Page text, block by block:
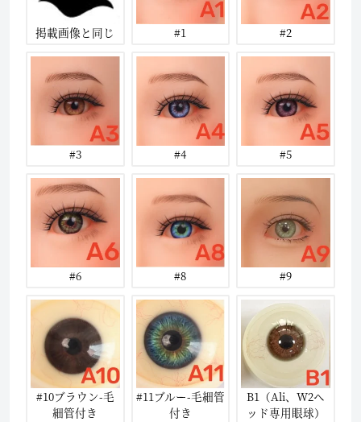
掲載画像と同じ #1 #2
#3 #4 #5
#6 #8 #9
#10ブラウン-毛
細管付き
#11ブルー-毛細管
付き
B1（Ali、W2ヘ
ッド専用眼球）